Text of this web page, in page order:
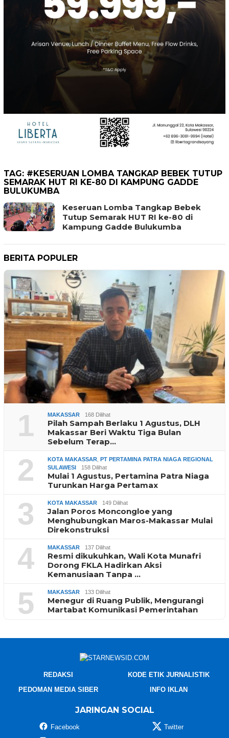
TAG: #KESERUAN LOMBA TANGKAP BEBEK TUTUP
SEMARAK HUT RI KE-80 DI KAMPUNG GADDE
BULUKUMBA
Keseruan Lomba Tangkap Bebek
Tutup Semarak HUT RI ke-80 di
Kampung Gadde Bulukumba
BERITA POPULER
1 MAKASSAR 168 Dilihat
Pilah Sampah Berlaku 1 Agustus, DLH
Makassar Beri Waktu Tiga Bulan
Sebelum Terap…
2 KOTA MAKASSAR PT PERTAMINA PATRA NIAGA REGIONAL
SULAWESI
158 Dilihat
Mulai 1 Agustus, Pertamina Patra Niaga
Turunkan Harga Pertamax
3 KOTA MAKASSAR 149 Dilihat
Jalan Poros Moncongloe yang
Menghubungkan Maros-Makassar Mulai
Direkonstruksi
4 MAKASSAR 137 Dilihat
Resmi dikukuhkan, Wali Kota Munafri
Dorong FKLA Hadirkan Aksi
Kemanusiaan Tanpa …
5 MAKASSAR 133 Dilihat
Menegur di Ruang Publik, Mengurangi
Martabat Komunikasi Pemerintahan
REDAKSI
KODE ETIK JURNALISTIK
PEDOMAN MEDIA SIBER
INFO IKLAN
JARINGAN SOCIAL
Facebook Twitter